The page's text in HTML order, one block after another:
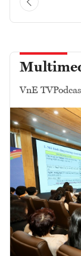
VnE TV